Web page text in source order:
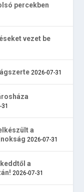
percekben
vezet be
2026-07-31
a
2026-07-31
a
2026-07-31